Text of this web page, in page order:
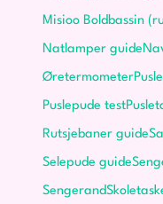
Misioo Boldbassin
Natlamper guide
Øretermometer
Puslepude test
Rutsjebaner guide
Selepude guide
Sengerand